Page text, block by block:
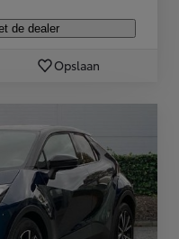
de dealer
Opslaan